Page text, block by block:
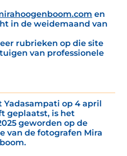
en
in de weidemaand van
rubrieken op die site
van professionele
op 4 april
geplaatst, is het
geworden op de
van de fotografen Mira